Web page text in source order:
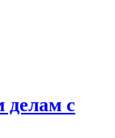
делам с